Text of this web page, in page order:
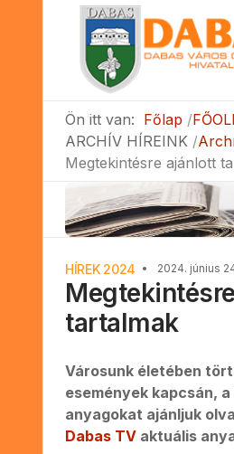
Ön itt van: Főlap
ARCHÍV HÍREINK
Megtekintésre ajánlott
HÍREK 2024 2024. június
tartalmak
Városunk életében
események kapcsán,
anyagokat ajánljuk
Dabas TV aktuális